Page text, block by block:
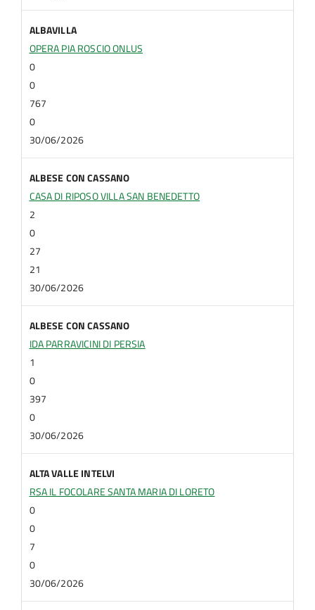
ALBAVILLA
OPERA PIA ROSCIO ONLUS
0
0
767
0
30/06/2026
ALBESE CON CASSANO
CASA DI RIPOSO VILLA SAN BENEDETTO
2
0
27
21
30/06/2026
ALBESE CON CASSANO
IDA PARRAVICINI DI PERSIA
1
0
397
0
30/06/2026
ALTA VALLE INTELVI
RSA IL FOCOLARE SANTA MARIA DI LORETO
0
0
7
0
30/06/2026